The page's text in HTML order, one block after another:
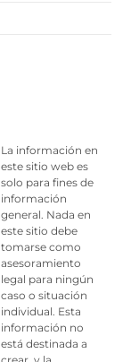
La información en
este sitio web es
solo para fines de
información
general. Nada en
este sitio debe
tomarse como
asesoramiento
legal para ningún
caso o situación
individual. Esta
información no
está destinada a